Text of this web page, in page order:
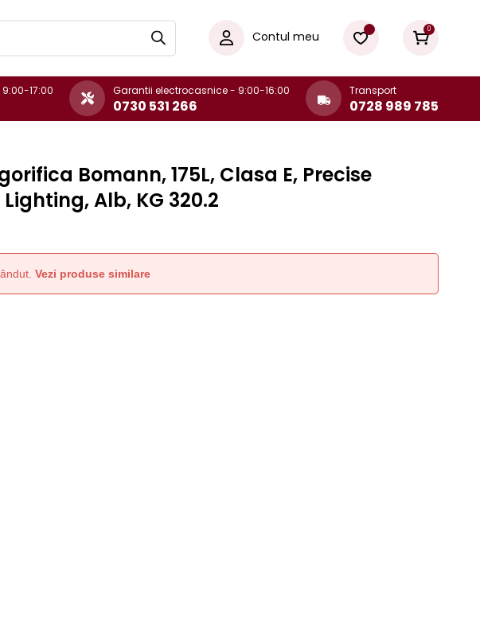
Contul meu 0
17:00 Garantii electrocasnice - 9:00-16:00
0730 531 266
Transport
0728 989 785
Bomann, 175L, Clasa E, Precise
Lighting, Alb, KG 320.2
Vezi produse similare